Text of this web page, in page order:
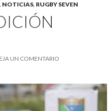
, NOTICIAS, RUGBY SEVEN
UN COMENTARIO